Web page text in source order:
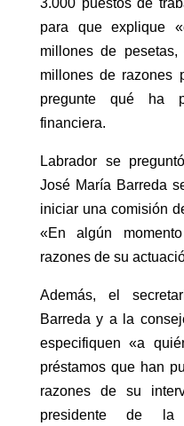
3.000 puestos de
para que explique
millones de
millones de razones
pregunte qué ha
financiera.
Labrador se
José María Barreda
iniciar una comisión
«En algún
razones de su
Además, el
Barreda y a la
especifiquen «a
préstamos que han
razones de su
presidente de